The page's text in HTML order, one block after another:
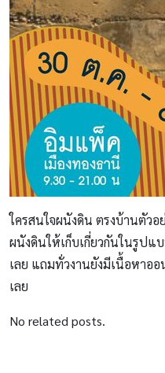
ใครสนใจผนังดิน ตรงบ้านตัวอ
ผนังดินให้เก็บเกี่ยวกันในรูปแ
เลย แถมทั่วงานยังมีเนื้อหาอ
เลย
No related posts.